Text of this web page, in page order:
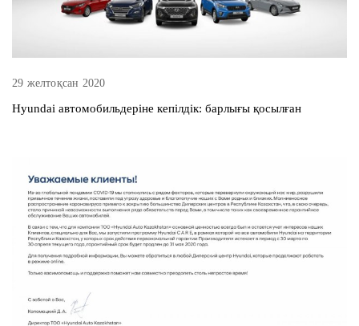
29 желтоқсан 2020
Hyundai автомобильдеріне кепілдік: барлығы қосылған